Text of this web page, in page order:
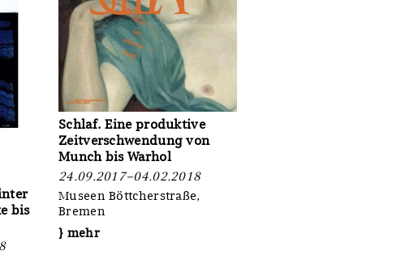
Schlaf. Eine produktive
Zeitverschwendung von
Munch bis Warhol
24.09.2017–04.02.2018
Museen Böttcherstraße,
Bremen
} mehr
bis